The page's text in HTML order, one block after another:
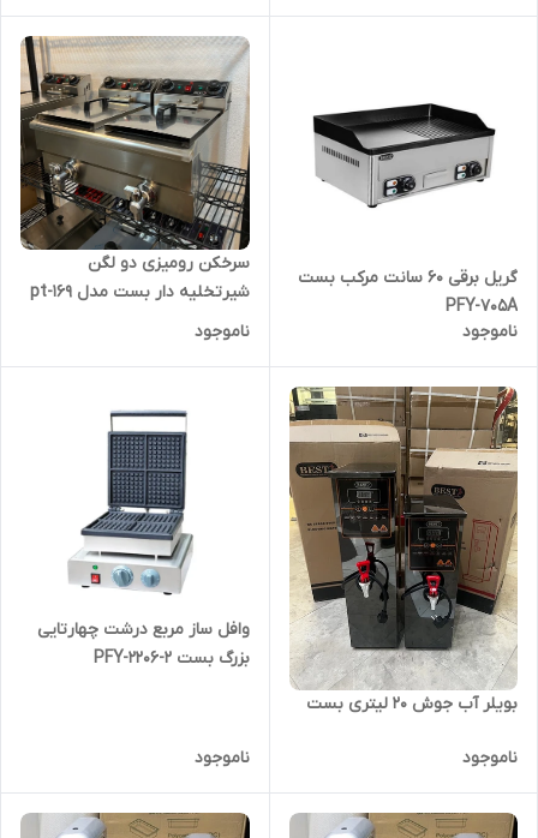
گریل برقی 60 سانت مرکب بست
PFY-705A
ناموجود
سرخکن رومیزی دو لگن
شیرتخلیه دار بست مدل pt-169
ناموجود
بویلر آب جوش ۲۰ لیتری بست
ناموجود
وافل ساز مربع درشت چهارتایی
بزرگ بست PFY-2206-2
ناموجود